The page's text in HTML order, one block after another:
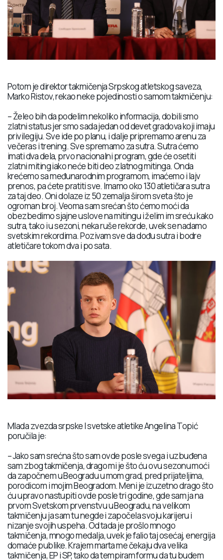
Potom je direktor takmičenja Srpskog atletskog saveza,
Marko Ristov, rekao neke pojedinosti o samom takmičenju:
– Želeo bih da podelim nekoliko informacija, dobili smo
zlatni status jer smo sada jedan od devet gradova koji imaju
privilegiju. Sve ide po planu, i dalje pripremamo arenu za
večeras i trening. Sve spremamo za sutra. Sutra ćemo
imati dva dela, prvo nacionalni program, gde će osetiti
zlatni miting iako neće biti deo zlatnog mitinga. Onda
krećemo sa međunarodnim programom, imaćemo i lajv
prenos, pa ćete pratiti sve. Imamo oko 130 atletičara sutra
za taj deo. Oni dolaze iz 50 zemalja širom sveta što je
ogroman broj. Veoma sam srećan što ćemo moći da
obezbedimo sjajne uslove na mitingu i želim im sreću kako
sutra, tako i u sezoni, neka ruše rekorde, uvek se nadamo
svetskim rekordima. Pozivam sve da dođu sutra i bodre
atletičare tokom dva i po sata.
Mlada zvezda srpske I svetske atletike Angelina Topić
poručila je:
– Jako sam srećna što sam ovde posle svega i uzbuđena
sam zbog takmičenja, drago mi je što ću ovu sezonu moći
da započnem u Beogradu u mom grad, pred prijateljima,
porodicom i mojim Beogradom. Meni je izuzetno drago što
ću upravo nastupiti ovde posle tri godine, gde sam ja na
prvom Svetskom prvenstvu u Beogradu, na velikom
takmičenju ja sam tu negde i započela svoju karijeru i
nizanje svojih uspeha. Od tada je prošlo mnogo
takmičenja, mnogo medalja, uvek je falio taj osećaj, energija
domaće publike. Krajem marta me čekaju dva velika
takmičenja, EP i SP, tako da tempiram formu da tu budem